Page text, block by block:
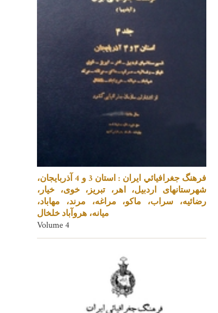
فرهنگ جغرافيائي ايران : استان 3 و 4 آذربایجان،
شهرستانهای اردبیل، اهر، تبریز، خوی، خیار،
رضائیه، سراب، ماکو، مراغه، مرند، مهاباد،
میانه، هروآباد خلخال
Volume 4